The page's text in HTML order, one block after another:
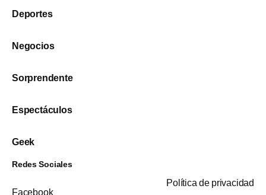
Deportes
Negocios
Sorprendente
Espectáculos
Geek
Redes Sociales
Facebook
Política de privacidad